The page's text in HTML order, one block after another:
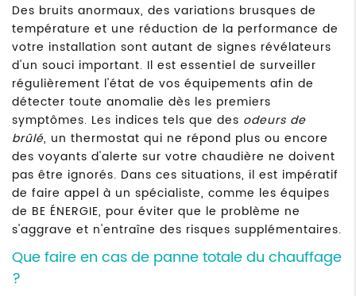
Des bruits anormaux, des variations brusques de
température et une réduction de la performance de
votre installation sont autant de signes révélateurs
d'un souci important. Il est essentiel de surveiller
régulièrement l'état de vos équipements afin de
détecter toute anomalie dès les premiers
symptômes. Les indices tels que des odeurs de
brûlé, un thermostat qui ne répond plus ou encore
des voyants d'alerte sur votre chaudière ne doivent
pas être ignorés. Dans ces situations, il est impératif
de faire appel à un spécialiste, comme les équipes
de BE ÉNERGIE, pour éviter que le problème ne
s'aggrave et n'entraîne des risques supplémentaires.
Que faire en cas de panne totale du chauffage
?